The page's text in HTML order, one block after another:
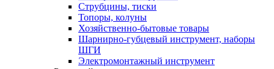
Струбцины, тиски
Топоры, колуны
Хозяйственно-бытовые товары
Шарнирно-губцевый инструмент, наборы
ШГИ
Электромонтажный инструмент